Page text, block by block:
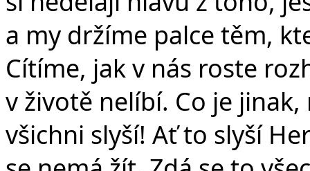
a my držíme palce těm,
Cítíme, jak v nás roste
v životě nelíbí. Co je
všichni slyší! Ať to slyší